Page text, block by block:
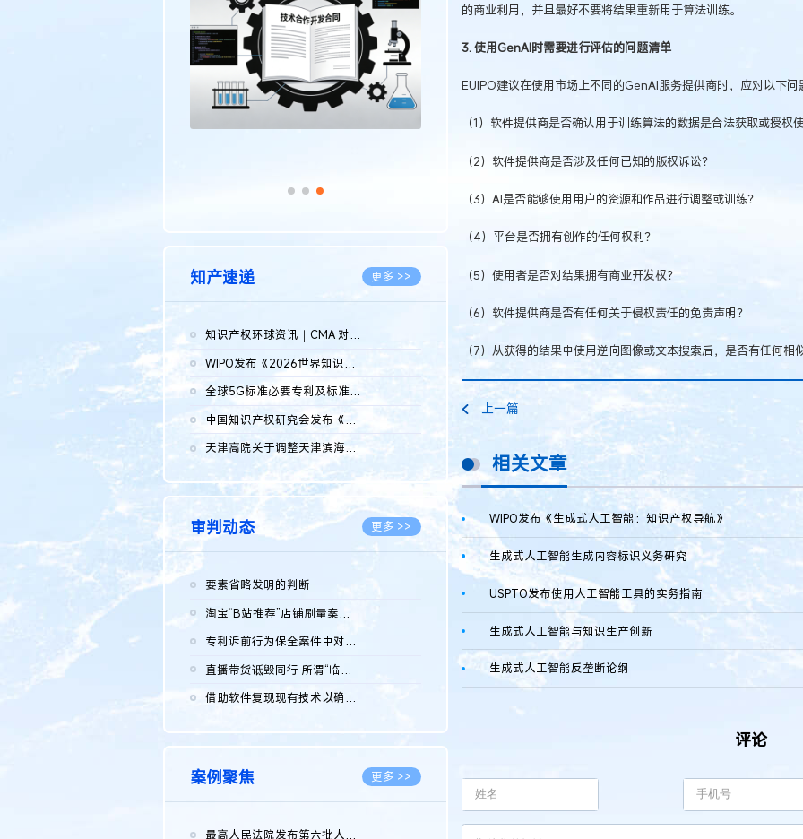
传统文化 更多 >>
知产速递 更多 >>
知识产权环球资讯｜CMA 对微软发起调查；批量搬运二手平台数据构...
WIPO发布《2026世界知识产权报告》 含报告全文
全球5G标准必要专利及标准提案研究报告（2026年）全文发布
中国知识产权研究会发布《2025年度中国企业海外知识产权纠纷调查...
2026.08.07
天津高院关于调整天津滨海高新技术产业开发区华苑科技园一审普通...
2026.08.07
审判动态 更多 >>
要素省略发明的判断
淘宝“B站推荐”店铺刷量案维持原判，两被告连带赔偿150万元
专利诉前行为保全案件中对仿制药申请人曾作出三类声明的考量及违...
直播带货诋毁同行 所谓“临场发挥”不免责
借助软件复现现有技术以确认相关参数特征是否被公开
案例聚焦 更多 >>
最高人民法院发布第六批人民法院种业知识产权司法保护典型案例 含...
的商业利用，并且最好不要将结果重新用于算法训练。
3. 使用GenAI时需要进行评估的问题清单
EUIPO建议在使用市场上不同的GenAI服务提供商时，应对以下问
（1）软件提供商是否确认用于训练算法的数据是合法获取或授权
（2）软件提供商是否涉及任何已知的版权诉讼？
（3）AI是否能够使用用户的资源和作品进行调整或训练？
（4）平台是否拥有创作的任何权利？
（5）使用者是否对结果拥有商业开发权？
（6）软件提供商是否有任何关于侵权责任的免责声明？
（7）从获得的结果中使用逆向图像或文本搜索后，是否有任何相
上一篇
相关文章
WIPO发布《生成式人工智能：知识产权导航》
生成式人工智能生成内容标识义务研究
USPTO发布使用人工智能工具的实务指南
生成式人工智能与知识生产创新
生成式人工智能反垄断论纲
评论